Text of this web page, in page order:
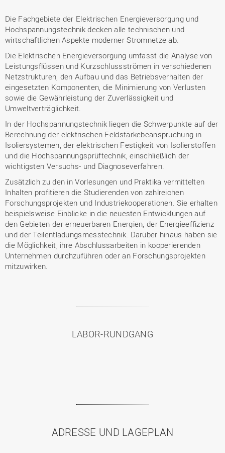
Die Fachgebiete der Elektrischen Energieversorgung und
Hochspannungstechnik decken alle technischen und
wirtschaftlichen Aspekte moderner Stromnetze ab.
Die Elektrischen Energieversorgung umfasst die Analyse von
Leistungsflüssen und Kurzschlussströmen in verschiedenen
Netzstrukturen, den Aufbau und das Betriebsverhalten der
eingesetzten Komponenten, die Minimierung von Verlusten
sowie die Gewährleistung der Zuverlässigkeit und
Umweltverträglichkeit.
In der Hochspannungstechnik liegen die Schwerpunkte auf der
Berechnung der elektrischen Feldstärkebeanspruchung in
Isoliersystemen, der elektrischen Festigkeit von Isolierstoffen
und die Hochspannungsprüftechnik, einschließlich der
wichtigsten Versuchs- und Diagnoseverfahren.
Zusätzlich zu den in Vorlesungen und Praktika vermittelten
Inhalten profitieren die Studierenden von zahlreichen
Forschungsprojekten und Industriekooperationen. Sie erhalten
beispielsweise Einblicke in die neuesten Entwicklungen auf
den Gebieten der erneuerbaren Energien, der Energieeffizienz
und der Teilentladungsmesstechnik. Darüber hinaus haben sie
die Möglichkeit, ihre Abschlussarbeiten in kooperierenden
Unternehmen durchzuführen oder an Forschungsprojekten
mitzuwirken.
LABOR-RUNDGANG
ADRESSE UND LAGEPLAN